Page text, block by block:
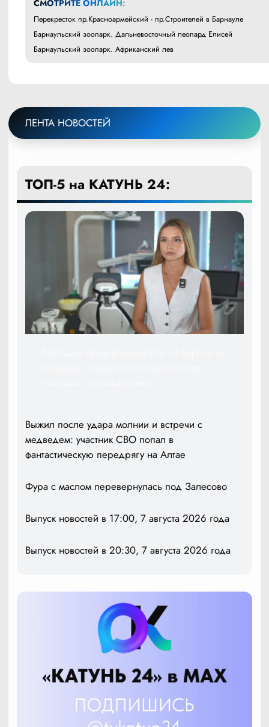
СМОТРИТЕ ОНЛАЙН:
Перекресток пр.Красноармейский - пр.Строителей в Барнауле
Барнаульский зоопарк. Дальневосточный леопард Елисей
Барнаульский зоопарк. Африканский лев
ЛЕНТА НОВОСТЕЙ
ТОП-5 на КАТУНЬ 24:
Выжил после удара молнии и встречи с
медведем: участник СВО попал в
фантастическую передрягу на Алтае
Фура с маслом перевернулась под Залесово
Выпуск новостей в 17:00, 7 августа 2026 года
Выпуск новостей в 20:30, 7 августа 2026 года